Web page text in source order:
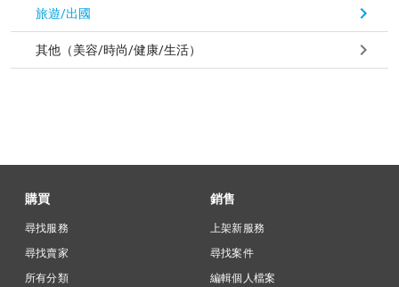
旅遊/出國
其他（美容/時尚/健康/生活）
購買
尋找服務
尋找賣家
所有分類
銷售
上架新服務
尋找案件
編輯個人檔案